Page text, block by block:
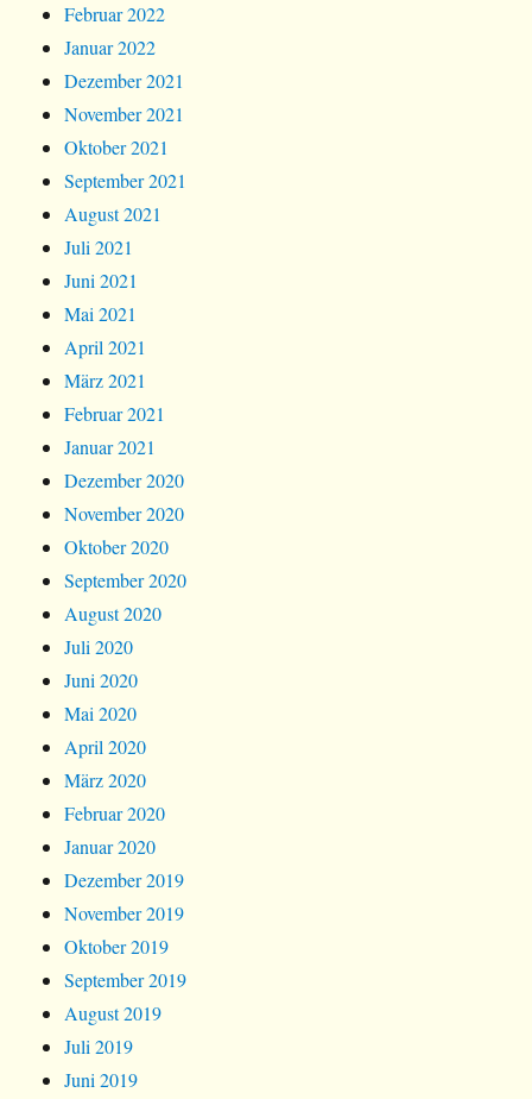
Februar 2022
Januar 2022
Dezember 2021
November 2021
Oktober 2021
September 2021
August 2021
Juli 2021
Juni 2021
Mai 2021
April 2021
März 2021
Februar 2021
Januar 2021
Dezember 2020
November 2020
Oktober 2020
September 2020
August 2020
Juli 2020
Juni 2020
Mai 2020
April 2020
März 2020
Februar 2020
Januar 2020
Dezember 2019
November 2019
Oktober 2019
September 2019
August 2019
Juli 2019
Juni 2019